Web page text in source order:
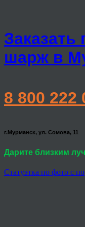
шарж в
8 800 222
г.Мурманск, ул. Сомова, 11
Дарите близким
Статуэтка по фото с